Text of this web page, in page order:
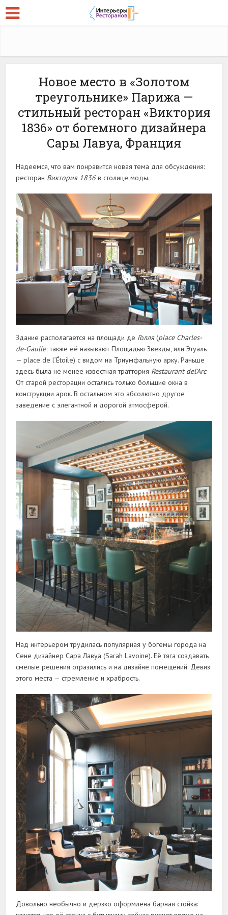
Новое место в «Золотом
треугольнике» Парижа —
стильный ресторан «Виктория
1836» от богемного дизайнера
Сары Лавуа, Франция
Надеемся, что вам понравится новая тема для обсуждения:
ресторан Виктория 1836 в столице моды.
Здание располагается на площади де Голля(place Charles-
de-Gaulle; также её называют Площадью Звезды, или Этуаль
—place de l’Étoile) с видом на Триумфальную арку. Раньше
здесь была не менее известная траттория Restaurant del’Arc.
От старой ресторации остались только большие окна в
конструкции арок. В остальном это абсолютно другое
заведение с элегантной и дорогой атмосферой.
Над интерьером трудилась популярная у богемы города на
Сене дизайнер Сара Лавуа (Sarah Lavoine). Её тяга создавать
смелые решения отразились и на дизайне помещений. Девиз
этого места — стремление и храбрость.
Довольно необычно и дерзко оформлена барная стойка: